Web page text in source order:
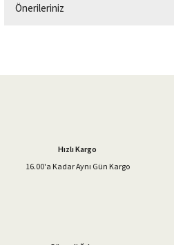
Önerileriniz
Ürün bilgilerinde hatalar bulunuyor.
Hızlı Kargo
16.00'a Kadar Aynı Gün Kargo